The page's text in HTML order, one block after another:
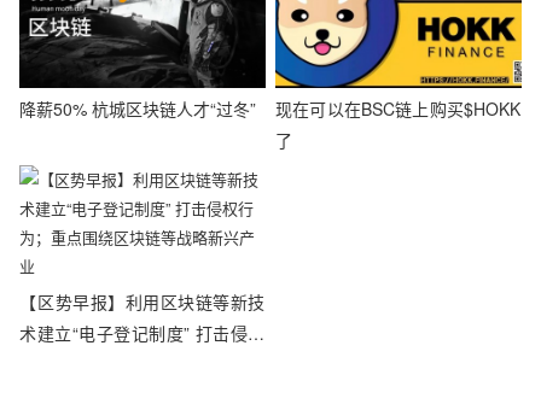
降薪50% 杭城区块链人才“过冬”
现在可以在BSC链上购买$HOKK
了
【区势早报】利用区块链等新技
术建立“电子登记制度” 打击侵权